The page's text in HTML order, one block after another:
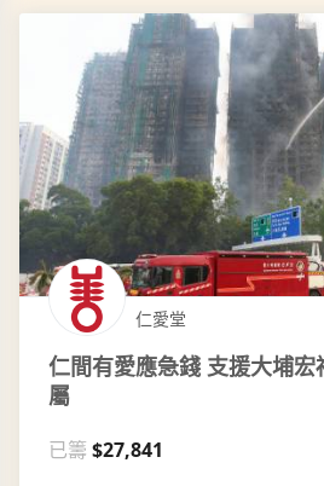
仁愛堂
仁間有愛應急錢 支援大埔
屬
已籌 $27,841